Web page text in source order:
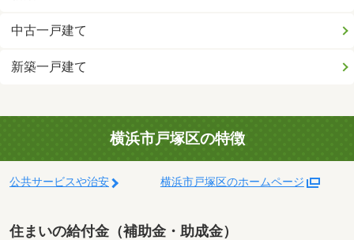
中古一戸建て
新築一戸建て
横浜市戸塚区の特徴
公共サービスや治安 横浜市戸塚区のホームページ
住まいの給付金（補助金・助成金）